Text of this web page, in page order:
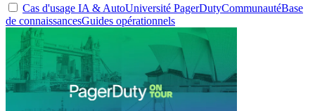
Cas d'usage IA & AutoUniversité PagerDutyCommunautéBase
de connaissancesGuides opérationnels